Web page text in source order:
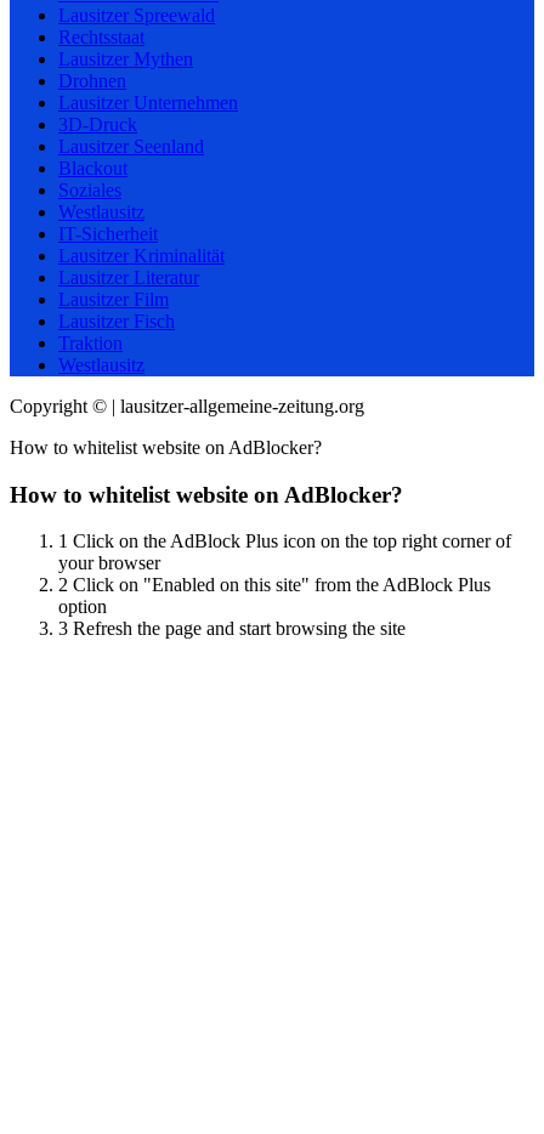
Lausitzer Spreewald
Rechtsstaat
Lausitzer Mythen
Drohnen
Lausitzer Unternehmen
3D-Druck
Lausitzer Seenland
Blackout
Soziales
Westlausitz
IT-Sicherheit
Lausitzer Kriminalität
Lausitzer Literatur
Lausitzer Film
Lausitzer Fisch
Traktion
Westlausitz
Copyright © | lausitzer-allgemeine-zeitung.org
How to whitelist website on AdBlocker?
How to whitelist website on AdBlocker?
1 Click on the AdBlock Plus icon on the top right corner of
your browser
2 Click on "Enabled on this site" from the AdBlock Plus
option
3 Refresh the page and start browsing the site